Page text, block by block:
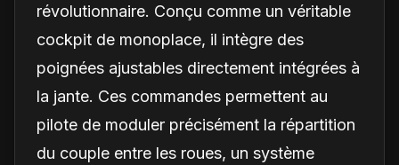
révolutionnaire. Conçu comme un véritable
cockpit de monoplace, il intègre des
poignées ajustables directement intégrées à
la jante. Ces commandes permettent au
pilote de moduler précisément la répartition
du couple entre les roues, un système